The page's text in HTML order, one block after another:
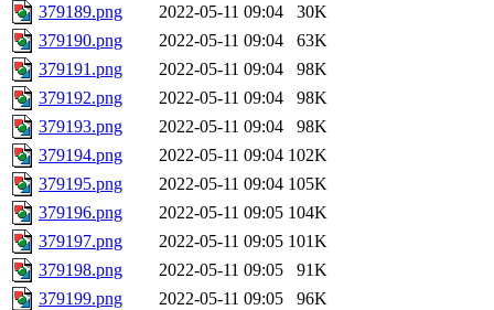
379189.png
2022-05-11 09:04
30K
379190.png
2022-05-11 09:04
63K
379191.png
2022-05-11 09:04
98K
379192.png
2022-05-11 09:04
98K
379193.png
2022-05-11 09:04
98K
379194.png
2022-05-11 09:04 102K
379195.png
2022-05-11 09:04 105K
379196.png
2022-05-11 09:05 104K
379197.png
2022-05-11 09:05 101K
379198.png
2022-05-11 09:05
91K
379199.png
2022-05-11 09:05
96K